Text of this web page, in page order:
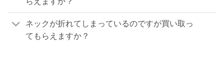
ネックが折れてしまっているのですが買い取っ
てもらえますか？